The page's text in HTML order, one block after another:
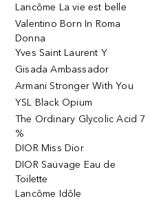
Lancôme La vie est belle
Valentino Born In Roma
Donna
Yves Saint Laurent Y
Gisada Ambassador
Armani Stronger With You
YSL Black Opium
The Ordinary Glycolic Acid 7
%
DIOR Miss Dior
DIOR Sauvage Eau de
Toilette
Lancôme Idôle